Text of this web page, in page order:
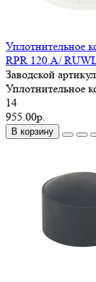
Уплотнительное
RPR 120.A/
Заводской
Уплотнительное
14
955.00р.
В корзину